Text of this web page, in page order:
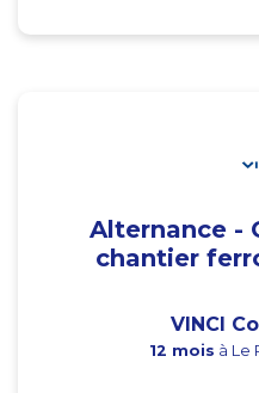
Alternance -
chantier
VINCI
12 mois à Le